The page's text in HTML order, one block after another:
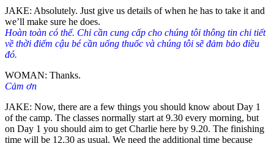
JAKE: Absolutely. Just give us details of when he has to take it and
we’ll make sure he does.
Hoàn toàn có thể. Chỉ cần cung cấp cho chúng tôi thông tin chi tiết
về thời điểm cậu bé cần uống thuốc và chúng tôi sẽ đảm bảo điều
đó.
WOMAN: Thanks.
Cảm ơn
JAKE: Now, there are a few things you should know about Day 1
of the camp. The classes normally start at 9.30 every morning, but
on Day 1 you should aim to get Charlie here by 9.20. The finishing
time will be 12.30 as usual. We need the additional time because